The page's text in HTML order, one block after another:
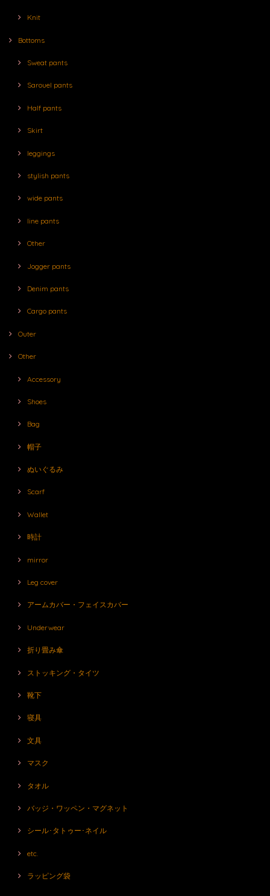
Knit
Bottoms
Sweat pants
Sarouel pants
Half pants
Skirt
leggings
stylish pants
wide pants
line pants
Other
Jogger pants
Denim pants
Cargo pants
Outer
Other
Accessory
Shoes
Bag
帽子
ぬいぐるみ
Scarf
Wallet
時計
mirror
Leg cover
アームカバー・フェイスカバー
Underwear
折り畳み傘
ストッキング・タイツ
靴下
寝具
文具
マスク
タオル
バッジ・ワッペン・マグネット
シール･タトゥー･ネイル
etc.
ラッピング袋